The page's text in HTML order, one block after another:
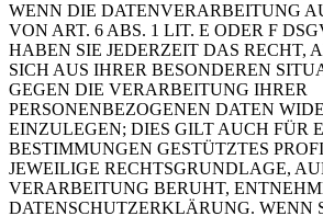
WENN DIE DATENVERARBEITUNG
VON ART. 6 ABS. 1 LIT. E ODER F
HABEN SIE JEDERZEIT DAS RECHT,
SICH AUS IHRER BESONDEREN
GEGEN DIE VERARBEITUNG IHRER
PERSONENBEZOGENEN DATEN
EINZULEGEN; DIES GILT AUCH FÜR
BESTIMMUNGEN GESTÜTZTES
JEWEILIGE RECHTSGRUNDLAGE,
VERARBEITUNG BERUHT,
DATENSCHUTZERKLÄRUNG. WENN